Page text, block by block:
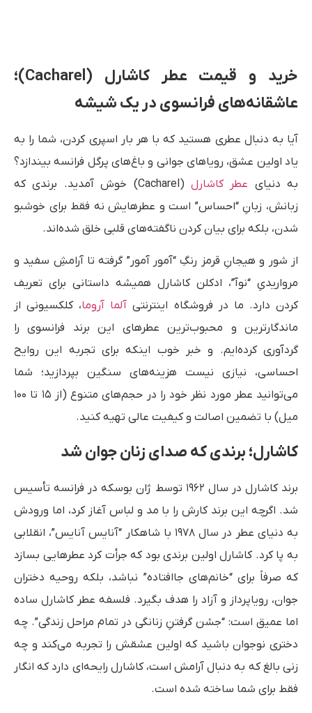
خرید و قیمت عطر کاشارل (Cacharel)؛
عاشقانه‌های فرانسوی در یک شیشه
آیا به دنبال عطری هستید که با هر بار اسپری کردن، شما را به
یاد اولین عشق، رویاهای جوانی و باغ‌های پر‌گل فرانسه بیندازد؟
به دنیای عطر کاشارل
(Cacharel) خوش آمدید. برندی که
زبانش، زبانِ “احساس” است و عطرهایش نه فقط برای خوشبو
شدن، بلکه برای بیان کردن ناگفته‌های قلبی خلق شده‌اند.
از شور و هیجانِ قرمز رنگِ “آمور آمور” گرفته تا آرامشِ سفید و
مرواریدیِ “نوآ”، ادکلن کاشارل همیشه داستانی برای تعریف
کردن دارد. ما در فروشگاه اینترنتی آلما آروما، کلکسیونی از
ماندگارترین و محبوب‌ترین عطرهای این برند فرانسوی را
گردآوری کرده‌ایم. و خبر خوب اینکه برای تجربه این روایح
احساسی، نیازی نیست هزینه‌های سنگین بپردازید؛ شما
می‌توانید عطر مورد نظر خود را در حجم‌های متنوع (از ۱۵ تا ۱۰۰
میل) با تضمین اصالت و کیفیت عالی تهیه کنید.
کاشارل؛ برندی که صدای زنان جوان شد
برند کاشارل در سال ۱۹۶۲ توسط ژان بوسکه در فرانسه تأسیس
شد. اگرچه این برند کارش را با مد و لباس آغاز کرد، اما ورودش
به دنیای عطر در سال ۱۹۷۸ با شاهکار “آنایس آنایس”، انقلابی
به پا کرد. کاشارل اولین برندی بود که جرأت کرد عطرهایی بسازد
که صرفاً برای “خانم‌های جاافتاده” نباشد، بلکه روحیه دختران
جوان، رویاپرداز و آزاد را هدف بگیرد. فلسفه عطر کاشارل ساده
اما عمیق است: “جشن گرفتنِ زنانگی در تمام مراحل زندگی”. چه
دختری نوجوان باشید که اولین عشقش را تجربه می‌کند و چه
زنی بالغ که به دنبال آرامش است، کاشارل رایحه‌ای دارد که انگار
فقط برای شما ساخته شده است.